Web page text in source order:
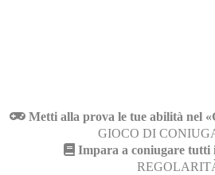
Metti alla prova le tue abilità nel
GIOCO DI
Impara a coniugare tutti